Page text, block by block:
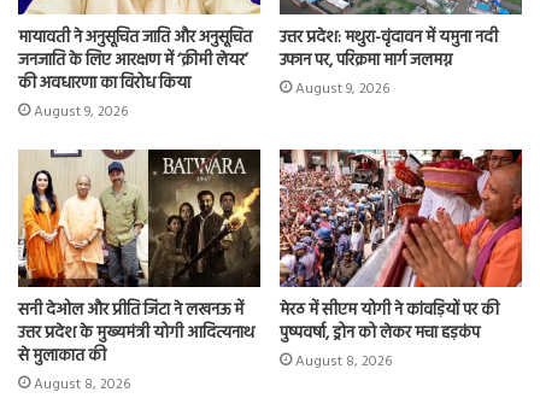
मायावती ने अनुसूचित जाति और अनुसूचित
जनजाति के लिए आरक्षण में ‘क्रीमी लेयर’
की अवधारणा का विरोध किया
August 9, 2026
उत्तर प्रदेश: मथुरा-वृंदावन में यमुना नदी
उफान पर, परिक्रमा मार्ग जलमग्न
August 9, 2026
सनी देओल और प्रीति जिंटा ने लखनऊ में
उत्तर प्रदेश के मुख्यमंत्री योगी आदित्यनाथ
से मुलाकात की
August 8, 2026
मेरठ में सीएम योगी ने कांवड़ियों पर की
पुष्पवर्षा, ड्रोन को लेकर मचा हड़कंप
August 8, 2026